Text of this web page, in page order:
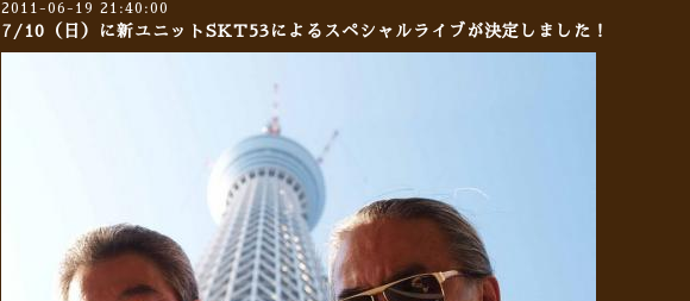
2011-06-19 21:40:00
7/10（日）に新ユニットSKT53によるスペシャルライブが決定しました！